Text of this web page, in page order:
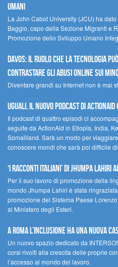
umani
La John Cabot University (JCU) ha
Baggio, capo della Sezione Migranti e
Promozione dello Sviluppo Umano
Davos: il ruolo che la tecnologia
contrastare gli abusi online sui
Diventare grandi su Internet non è mai
UGUALI, il nuovo podcast di
Il podcast di quattro episodi ci
seguite da ActionAid in Etiopia, India,
Somaliland. Sarà un modo per
conoscere mondi che sarà poi difficile
‘I racconti italiani’ di Jhumpa Lahiri
Per il suo lavoro di promozione della
mondo Jhumpa Lahiri è stata
promozione del Sistema Paese
al Ministero degli Esteri.
A Roma l’inclusione ha una nuova
Un nuovo spazio dedicato da
corsi rivolti alla crescita delle proprie
l’accesso al mondo del lavoro.